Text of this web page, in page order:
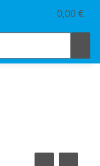
0,00 €